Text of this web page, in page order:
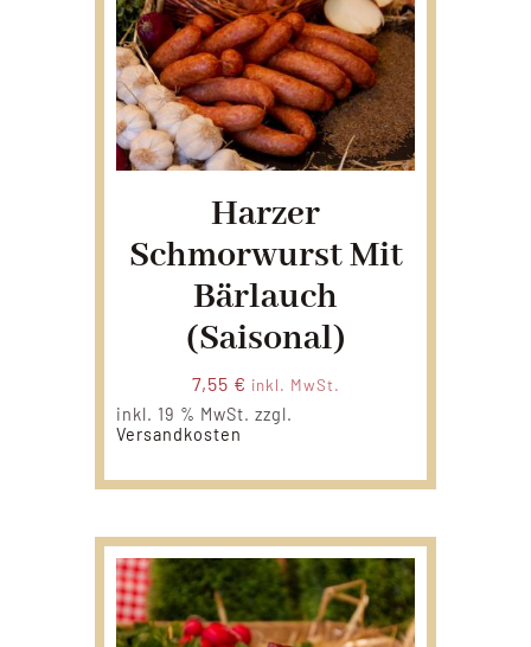
Harzer
Schmorwurst Mit
Bärlauch
(Saisonal)
7,55 € inkl. MwSt.
inkl. 19 % MwSt. zzgl.
Versandkosten